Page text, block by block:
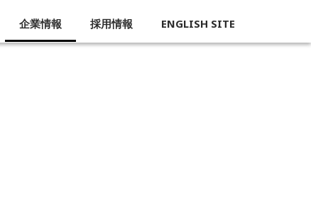
企業情報 採用情報 ENGLISH SITE